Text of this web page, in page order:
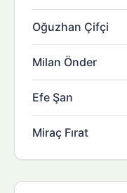
Oğuzhan Çifçi
Milan Önder
Efe Şan
Miraç Fırat